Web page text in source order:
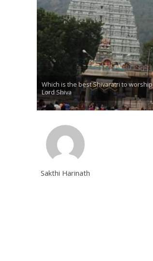
Which is the best Shivaratri to worship
Lord Shiva
Sakthi Harinath